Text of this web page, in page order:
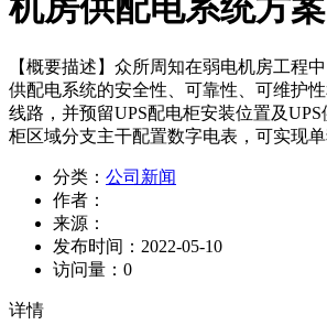
【概要描述】 众所周知在弱电机房工程
供配电系统的安全性、可靠性、可维护
线路，并预留UPS配电柜安装位置及
柜区域分支主干配置数字电表，可实现单
分类： 公司新闻
作者：
来源：
发布时间： 2022-05-10
访问量： 0
详情